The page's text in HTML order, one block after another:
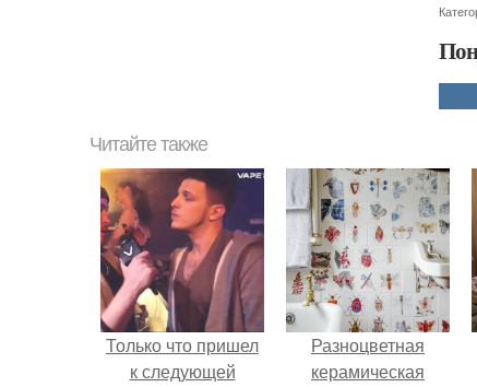
Читайте также
Только что пришел
к следующей
Разноцветная
керамическая